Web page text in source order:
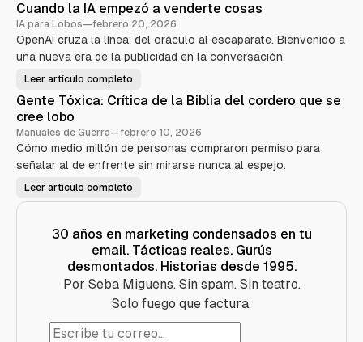
i
E
l
a
n
m
a
d
a
r
k
e
t
n
g
e
s
e
n
d
o
m
e
r
t
a
0
C
m
o
e
n
d
e
r
u
e
ñ
s
v
e
n
d
n
a
Cuando la IA empezó a venderte cosas
IA para Lobos—febrero 20, 2026
OpenAI cruza la línea: del oráculo al escaparate. Bienvenido a
una nueva era de la publicidad en la conversación.
C
a
o
a
I
A
m
p
ó
a
n
e
c
o
Leer artículo completo
Gente Tóxica: Crítica de la Biblia del cordero que se
cree lobo
Manuales de Guerra—febrero 10, 2026
Cómo medio millón de personas compraron permiso para
señalar al de enfrente sin mirarse nunca al espejo.
G
e
e
T
i
a
t
Leer artículo completo
30 años en marketing condensados en tu
email. Tácticas reales. Gurús
desmontados. Historias desde 1995.
Por Seba Miguens. Sin spam. Sin teatro.
Solo fuego que factura.